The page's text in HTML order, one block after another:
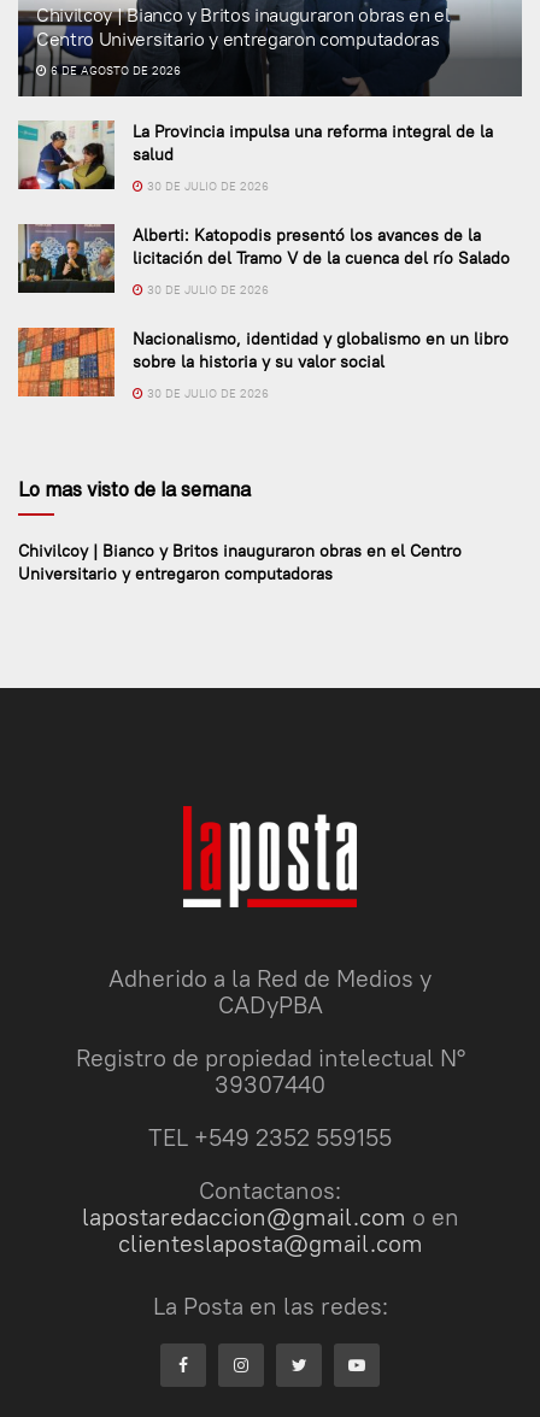
Chivilcoy | Bianco y Britos inauguraron obras en el
Centro Universitario y entregaron computadoras
6 DE AGOSTO DE 2026
La Provincia impulsa una reforma integral de la
salud
30 DE JULIO DE 2026
Alberti: Katopodis presentó los avances de la
licitación del Tramo V de la cuenca del río Salado
30 DE JULIO DE 2026
Nacionalismo, identidad y globalismo en un libro
sobre la historia y su valor social
30 DE JULIO DE 2026
Lo mas visto de la semana
Chivilcoy | Bianco y Britos inauguraron obras en el Centro
Universitario y entregaron computadoras
Adherido a la Red de Medios y
CADyPBA
Registro de propiedad intelectual N°
39307440
TEL +549 2352 559155
Contactanos:
lapostaredaccion@gmail.com o en
clienteslaposta@gmail.com
La Posta en las redes: